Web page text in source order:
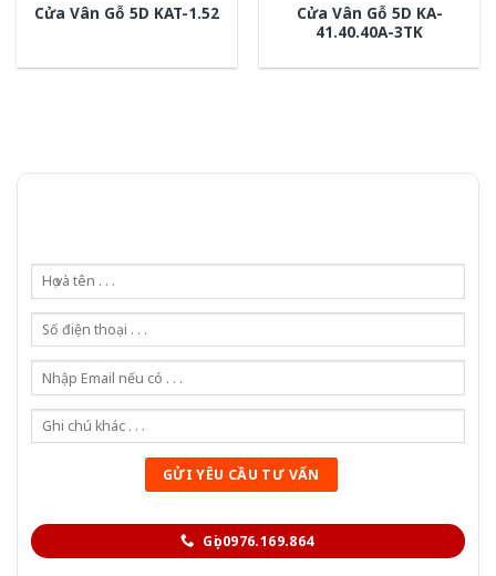
Cửa Vân Gỗ 5D KAT-1.52
Cửa Vân Gỗ 5D KA-
41.40.40A-3TK
Gọi 0976.169.864